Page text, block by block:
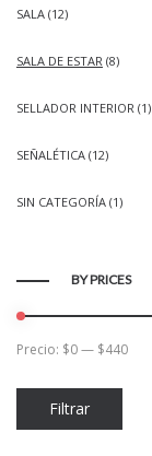
SALA (12)
SALA DE ESTAR (8)
SELLADOR INTERIOR (1)
SEÑALÉTICA (12)
SIN CATEGORÍA (1)
BY PRICES
Precio
mínimo
Precio
máximo
Filtrar
Precio: $0— $440